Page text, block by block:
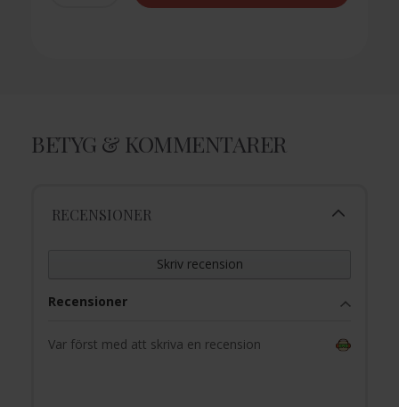
BETYG & KOMMENTARER
RECENSIONER
Skriv recension
Recensioner
Var först med att skriva en recension